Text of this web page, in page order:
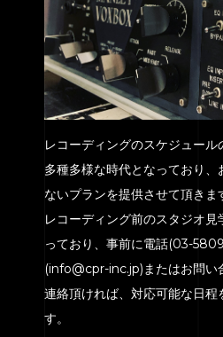
レコーディングのスケジュール
多種多様な時代となっており
ないプランを提供させて頂きま
レコーディング前のスタジオ
っており、事前に電話(03-
(info@cpr-inc.jp)またはお問い
連絡頂ければ、対応可能な日程
す。